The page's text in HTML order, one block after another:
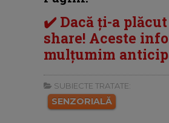
✔️ Dacă ți-a
share! Aceste
mulțumim
SUBIECTE TRATATE:
SENZORIALĂ